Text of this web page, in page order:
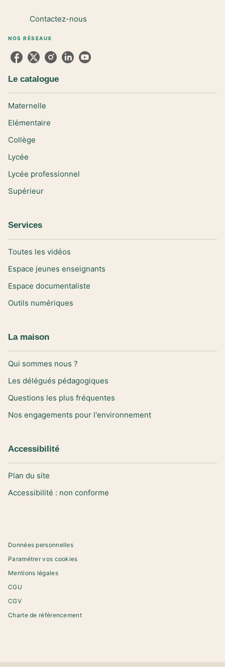
Contactez-nous
NOS RÉSEAUX
Le catalogue
Maternelle
Elémentaire
Collège
Lycée
Lycée professionnel
Supérieur
Services
Toutes les vidéos
Espace jeunes enseignants
Espace documentaliste
Outils numériques
La maison
Qui sommes nous ?
Les délégués pédagogiques
Questions les plus fréquentes
Nos engagements pour l'environnement
Accessibilité
Plan du site
Accessibilité : non conforme
Données personnelles
Paramétrer vos cookies
Mentions légales
CGU
CGV
Charte de référencement